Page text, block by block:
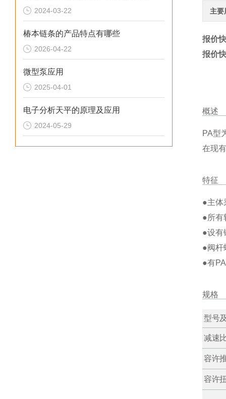
2024-03-22
椿本链条的产品特点有哪些
2026-04-22
微型泵应用
2025-04-01
电子分析天平的原理及应用
2024-05-29
主要
报价
报价
概述
PA型
在现
特征
●主体
●所有
●设有
●阀杆
●有
规格
型号
减速
容许
容许